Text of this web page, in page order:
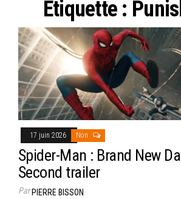
Étiquette :
17 juin 2026 Non
Spider-Man : Brand New
Second trailer
ParPIERRE BISSON